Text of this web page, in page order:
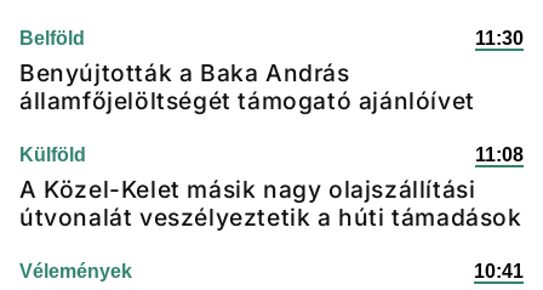
Belföld 11:30
Benyújtották a Baka András
államfőjelöltségét támogató ajánlóívet
Külföld 11:08
A Közel-Kelet másik nagy olajszállítási
útvonalát veszélyeztetik a húti támadások
Vélemények 10:41